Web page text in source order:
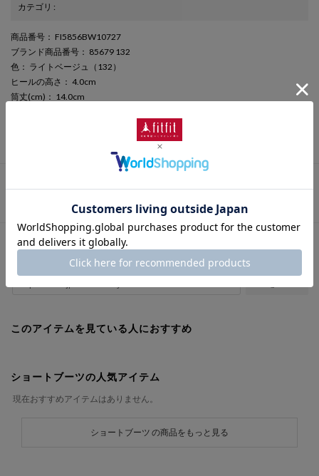
カテゴリ :
商品番号 ： FI5856BW10727
ブランド商品番号 ： 85679 132
色 ： ライトベージュ（132）
ヒールの高さ ： 4.0cm
筒丈(cm) ： 14.0cm
さらに詳しい情報を表示
この商品に関するお問い合わせ
このアイテムを見ている人におすすめ
ショートブーツの人気アイテム
現在おすすめアイテムはありません。
ショートブーツ の商品をもっと見る